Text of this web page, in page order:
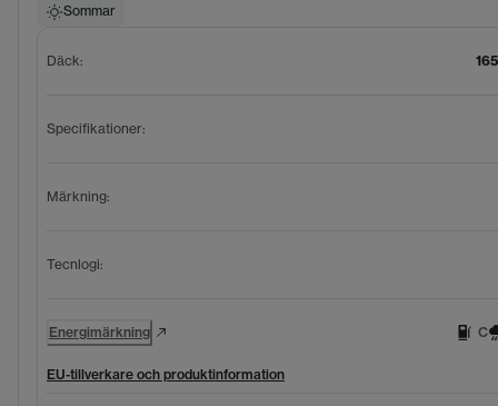
Sommar
Däck:
Specifikationer:
Märkning:
Tecnlogi:
Energimärkning C
EU-tillverkare och produktinformation